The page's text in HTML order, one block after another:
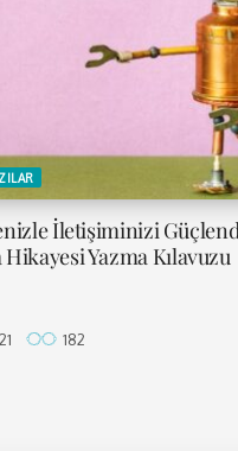
İletişiminizi
Yazma Kılavuzu
182